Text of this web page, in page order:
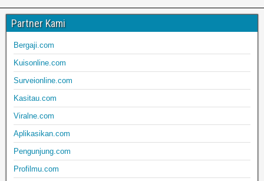
Partner Kami
Bergaji.com
Kuisonline.com
Surveionline.com
Kasitau.com
Viralne.com
Aplikasikan.com
Pengunjung.com
Profilmu.com